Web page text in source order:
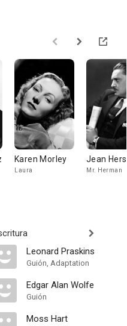
Karen Morley
Laura
Jean
Mr. Herman
Leonard Praskins
Guión, Adaptation
Edgar Alan Wolfe
Guión
Moss Hart